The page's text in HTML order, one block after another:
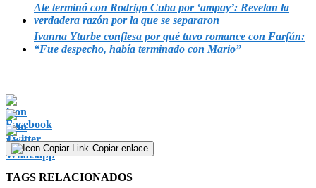
Ale terminó con Rodrigo Cuba por ‘ampay’: Revelan la
verdadera razón por la que se separaron
Ivanna Yturbe confiesa por qué tuvo romance con Farfán:
“Fue despecho, había terminado con Mario”
Copiar enlace
TAGS RELACIONADOS